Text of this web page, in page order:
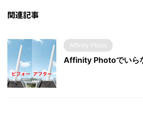
関連記事
Affinity Photo
Affinity Photoでいら